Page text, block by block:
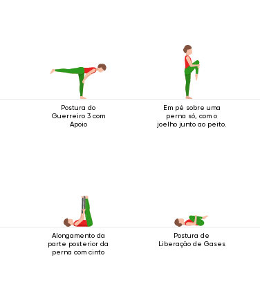
Postura do
Guerreiro 3 com
Apoio
Em pé sobre uma
perna só, com o
joelho junto ao peito.
Alongamento da
parte posterior da
perna com cinto
Postura de
Liberação de Gases